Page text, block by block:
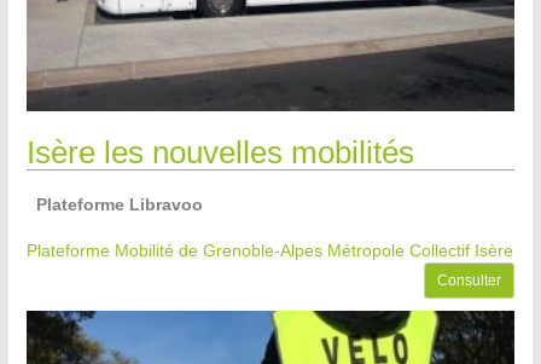
Isère les nouvelles mobilités
Plateforme Libravoo
Plateforme Mobilité de Grenoble-Alpes Métropole Collectif Isère
Consulter